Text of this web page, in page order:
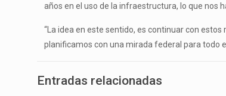
años en el uso de la infraestructura, lo que nos
“La idea en este sentido, es continuar con
planificamos con una mirada federal para todo
Entradas relacionadas